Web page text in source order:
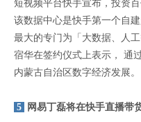
短视频平台快手宣布，投资
该数据中心是快手第一个自
最大的专门为「大数据、人
宿华在签约仪式上表示， 通
内蒙古自治区数字经济发展。
5 网易丁磊将在快手直播带